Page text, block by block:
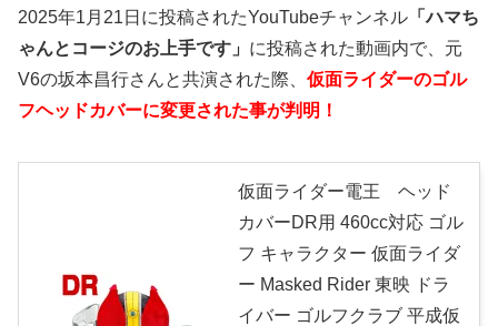
2025年1月21日に投稿されたYouTubeチャンネル 「ハマち
ゃんとコージのお上手です」 に投稿された動画内で、元
V6の坂本昌行さんと共演された際、 仮面ライダーのゴル
フヘッドカバーに変更された事が判明！
仮面ライダー電王 ヘッド
カバーDR用 460cc対応 ゴル
フ キャラクター 仮面ライダ
ー Masked Rider 東映 ドラ
イバー ゴルフクラブ 平成仮